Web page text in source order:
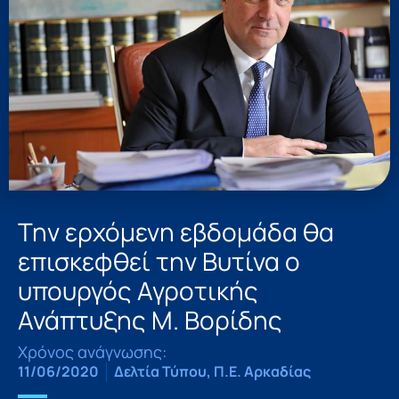
Την ερχόμενη εβδομάδα θα
επισκεφθεί την Βυτίνα ο
υπουργός Αγροτικής
Ανάπτυξης Μ. Βορίδης
Χρόνος ανάγνωσης:
11/06/2020 Δελτία Τύπου, Π.Ε. Αρκαδίας